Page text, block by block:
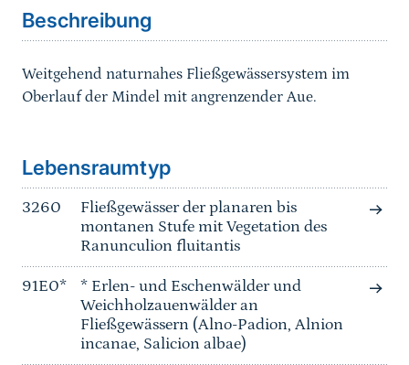
Beschreibung
Weitgehend naturnahes Fließgewässersystem im
Oberlauf der Mindel mit angrenzender Aue.
Lebensraumtyp
3260
Fließgewässer der planaren bis
montanen Stufe mit Vegetation des
Ranunculion fluitantis
91E0*
* Erlen- und Eschenwälder und
Weichholzauenwälder an
Fließgewässern (Alno-Padion, Alnion
incanae, Salicion albae)